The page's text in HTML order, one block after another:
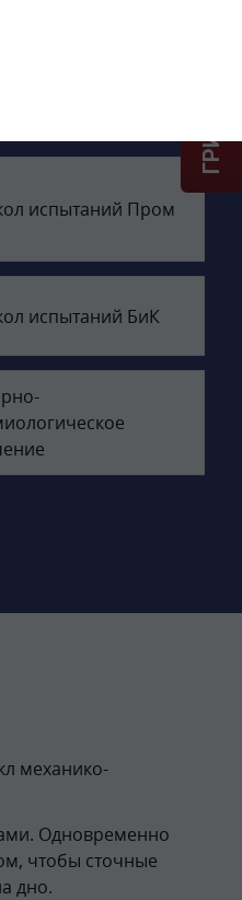
испытаний Пром
испытаний БиК
механико-
Одновременно
чтобы сточные
дно.